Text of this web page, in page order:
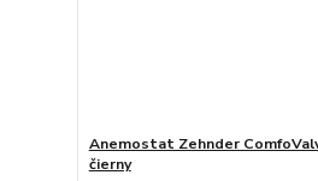
Anemostat Zehnder
čierny